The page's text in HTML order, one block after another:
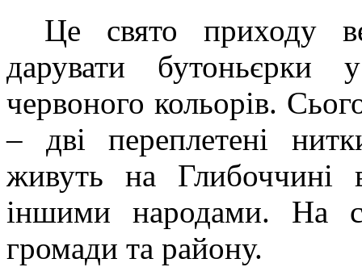
Це свято приходу
дарувати бутоньєрки
червоного кольорів.
– дві переплетені
живуть на Глибоччині
іншими народами. На
громади та району.